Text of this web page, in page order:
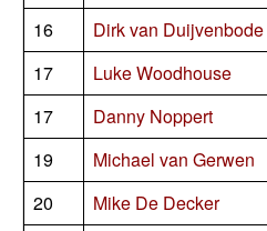
16
Dirk van Duijvenbode
17
Luke Woodhouse
17
Danny Noppert
19
Michael van Gerwen
20
Mike De Decker